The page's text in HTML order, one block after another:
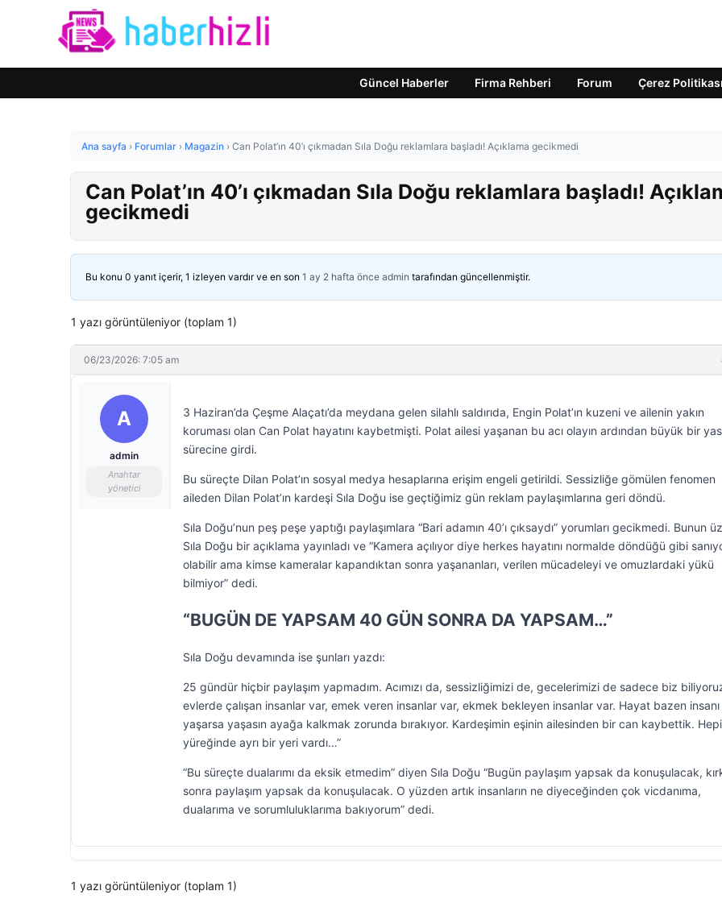
Güncel Haberler Firma Rehberi Forum Çerez Politikası
Ana sayfa › Forumlar › Magazin › Can Polat’ın 40’ı çıkmadan Sıla Doğu reklamlara başladı! Açıklama gecikmedi
Can Polat’ın 40’ı çıkmadan Sıla Doğu reklamlara başladı!
gecikmedi
Bu konu 0 yanıt içerir, 1 izleyen vardır ve en son 1 ay 2 hafta önce admin tarafından güncellenmiştir.
1 yazı görüntüleniyor (toplam 1)
06/23/2026: 7:05 am
A
admin
Anahtar
yönetici
3 Haziran’da Çeşme Alaçatı’da meydana gelen silahlı saldırıda, Engin Polat’ın kuzeni ve ailenin yakın
koruması olan Can Polat hayatını kaybetmişti. Polat ailesi yaşanan bu acı olayın ardından büyük bir yas
sürecine girdi.
Bu süreçte Dilan Polat’ın sosyal medya hesaplarına erişim engeli getirildi. Sessizliğe gömülen fenomen
aileden Dilan Polat’ın kardeşi Sıla Doğu ise geçtiğimiz gün reklam paylaşımlarına geri döndü.
Sıla Doğu’nun peş peşe yaptığı paylaşımlara “Bari adamın 40’ı çıksaydı” yorumları gecikmedi. Bunun
Sıla Doğu bir açıklama yayınladı ve “Kamera açılıyor diye herkes hayatını normalde döndüğü gibi
olabilir ama kimse kameralar kapandıktan sonra yaşananları, verilen mücadeleyi ve omuzlardaki yükü
bilmiyor” dedi.
“BUGÜN DE YAPSAM 40 GÜN SONRA DA YAPSAM…”
Sıla Doğu devamında ise şunları yazdı:
25 gündür hiçbir paylaşım yapmadım. Acımızı da, sessizliğimizi de, gecelerimizi de sadece biz
evlerde çalışan insanlar var, emek veren insanlar var, ekmek bekleyen insanlar var. Hayat bazen insanı
yaşarsa yaşasın ayağa kalkmak zorunda bırakıyor. Kardeşimin eşinin ailesinden bir can kaybettik.
yüreğinde ayrı bir yeri vardı…”
“Bu süreçte dualarımı da eksik etmedim” diyen Sıla Doğu “Bugün paylaşım yapsak da konuşulacak,
sonra paylaşım yapsak da konuşulacak. O yüzden artık insanların ne diyeceğinden çok vicdanıma,
dualarıma ve sorumluluklarıma bakıyorum” dedi.
1 yazı görüntüleniyor (toplam 1)